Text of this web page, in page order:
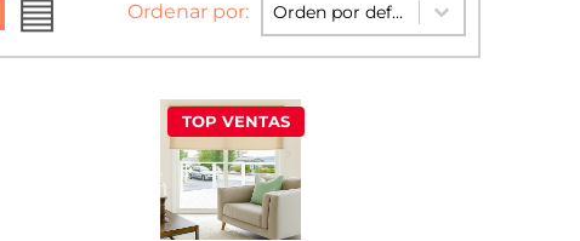
▤ Ordenar por: Sort content
TOP VENTAS